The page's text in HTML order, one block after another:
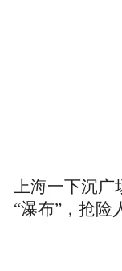
上海一下沉
“瀑布”，抢险